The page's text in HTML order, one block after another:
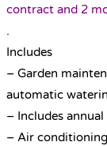
contract and 2
.
Includes
– Garden
automatic
– Includes
– Air